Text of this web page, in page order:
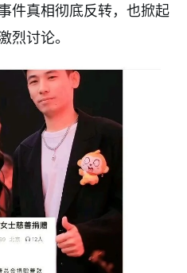
件真相彻底反转，也掀起
烈讨论。